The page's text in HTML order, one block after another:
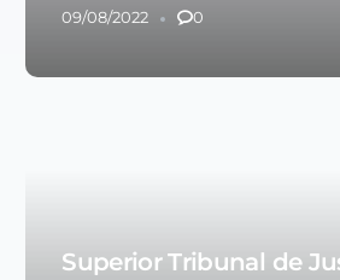
09/08/2022 0
Superior Tribunal de